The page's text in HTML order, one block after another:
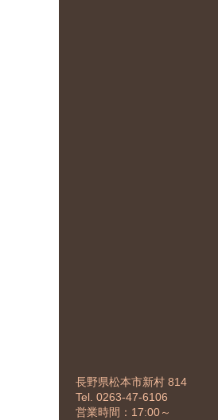
長野県松本市新村 814
Tel. 0263-47-6106
営業時間：17:00～